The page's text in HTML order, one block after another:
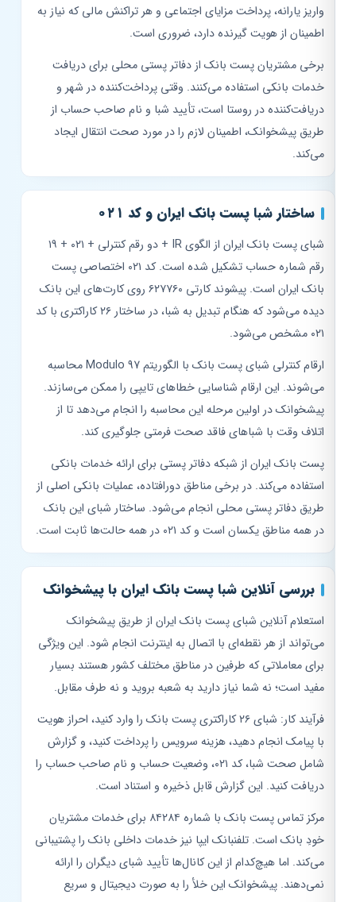
واریز یارانه، پرداخت مزایای اجتماعی و هر تراکنش مالی که نیاز به
اطمینان از هویت گیرنده دارد، ضروری است.
برخی مشتریان پست بانک از دفاتر پستی محلی برای دریافت
خدمات بانکی استفاده می‌کنند. وقتی پرداخت‌کننده در شهر و
دریافت‌کننده در روستا است، تأیید شبا و نام صاحب حساب از
طریق پیشخوانک، اطمینان لازم را در مورد صحت انتقال ایجاد
می‌کند.
ساختار شبا پست بانک ایران و کد ۰۲۱
شبای پست بانک ایران از الگوی IR + دو رقم کنترلی + ۰۲۱ + ۱۹
رقم شماره حساب تشکیل شده است. کد ۰۲۱ اختصاصی پست
بانک ایران است. پیشوند کارتی ۶۲۷۷۶۰ روی کارت‌های این بانک
دیده می‌شود که هنگام تبدیل به شبا، در ساختار ۲۶ کاراکتری با کد
ارقام کنترلی شبای پست بانک با الگوریتم Modulo 97 محاسبه
می‌شوند. این ارقام شناسایی خطاهای تایپی را ممکن می‌سازند.
پیشخوانک در اولین مرحله این محاسبه را انجام می‌دهد تا از
اتلاف وقت با شباهای فاقد صحت فرمتی جلوگیری کند.
پست بانک ایران از شبکه دفاتر پستی برای ارائه خدمات بانکی
استفاده می‌کند. در برخی مناطق دورافتاده، عملیات بانکی اصلی از
طریق دفاتر پستی محلی انجام می‌شود. ساختار شبای این بانک
در همه مناطق یکسان است و کد ۰۲۱ در همه حالت‌ها ثابت است.
بررسی آنلاین شبا پست بانک ایران با پیشخوانک
استعلام آنلاین شبای پست بانک ایران از طریق پیشخوانک
می‌تواند از هر نقطه‌ای با اتصال به اینترنت انجام شود. این ویژگی
برای معاملاتی که طرفین در مناطق مختلف کشور هستند بسیار
مفید است؛ نه شما نیاز دارید به شعبه بروید و نه طرف مقابل.
فرآیند کار: شبای ۲۶ کاراکتری پست بانک را وارد کنید، احراز هویت
با پیامک انجام دهید، هزینه سرویس را پرداخت کنید، و گزارش
شامل صحت شبا، کد ۰۲۱، وضعیت حساب و نام صاحب حساب را
دریافت کنید. این گزارش قابل ذخیره و استناد است.
مرکز تماس پست بانک با شماره ۸۴۲۸۴ برای خدمات مشتریان
خودِ بانک است. تلفنبانک ایپا نیز خدمات داخلی بانک را پشتیبانی
می‌کند. اما هیچ‌کدام از این کانال‌ها تأیید شبای دیگران را ارائه
نمی‌دهند. پیشخوانک این خلأ را به صورت دیجیتال و سریع